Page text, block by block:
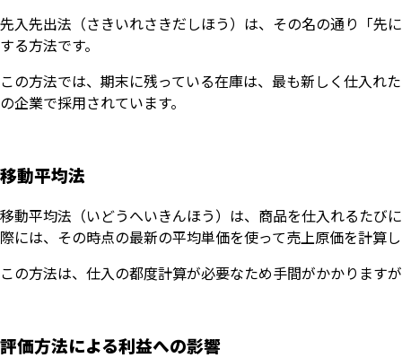
先入先出法（さきいれさきだしほう）は、その名の通り「先
する方法です。
この方法では、期末に残っている在庫は、最も新しく仕入れ
の企業で採用されています。
移動平均法
移動平均法（いどうへいきんほう）は、商品を仕入れるたび
際には、その時点の最新の平均単価を使って売上原価を計算
この方法は、仕入の都度計算が必要なため手間がかかります
評価方法による利益への影響